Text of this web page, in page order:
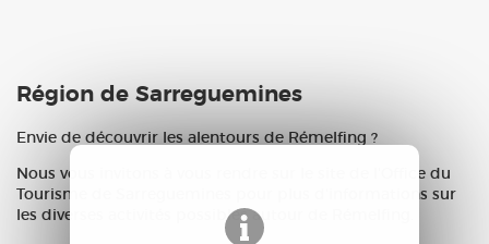
Région de Sarreguemines
Envie de découvrir les alentours de Rémelfing ?
Nous vous invitons à vous rendre sur le site de l'Office du
Tourisme de Sarreguemines pour plus d'informations sur
les diverses activités possibles autour de Rémelfing.